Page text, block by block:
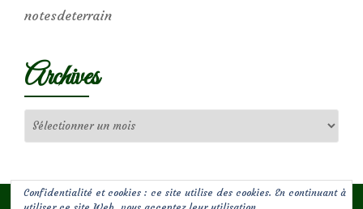
notesdeterrain
Archives
Confidentialité et cookies : ce site utilise des cookies. En continuant à